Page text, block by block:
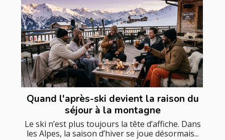
Quand l'après-ski devient la raison du
séjour à la montagne
Le ski n’est plus toujours la tête d’affiche. Dans
les Alpes, la saison d’hiver se joue désormais...